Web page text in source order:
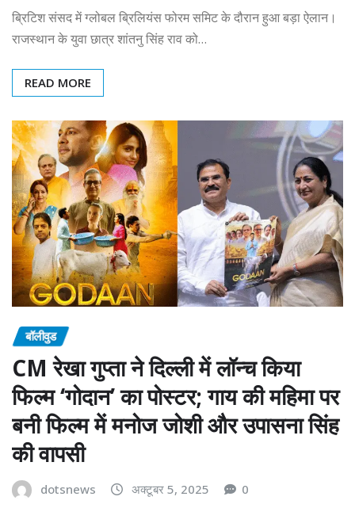
ब्रिटिश संसद में ग्लोबल ब्रिलियंस फोरम समिट के दौरान हुआ बड़ा ऐलान।
राजस्थान के युवा छात्र शांतनु सिंह राव को…
READ MORE
बॉलीवुड
CM रेखा गुप्ता ने दिल्ली में लॉन्च किया
फिल्म ‘गोदान’ का पोस्टर; गाय की महिमा पर
बनी फिल्म में मनोज जोशी और उपासना सिंह
की वापसी
dotsnews अक्टूबर 5, 2025 0